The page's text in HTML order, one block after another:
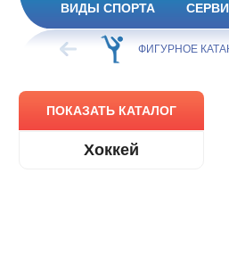
ВИДЫ СПОРТА
ХОККЕЙ ФИГУРНОЕ
ПОКАЗАТЬ КАТАЛОГ
Хоккей